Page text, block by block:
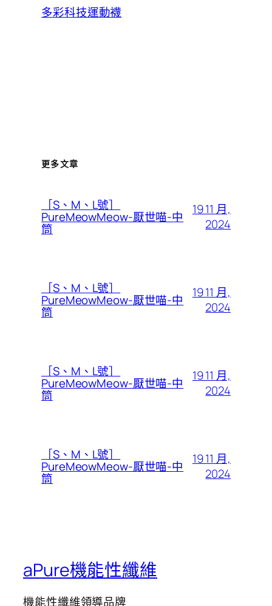
多彩科技運動襪
更多文章
［S、M、L號］
PureMeowMeow-厭世喵-中
筒
19 11 月,
2024
［S、M、L號］
PureMeowMeow-厭世喵-中
筒
19 11 月,
2024
［S、M、L號］
PureMeowMeow-厭世喵-中
筒
19 11 月,
2024
［S、M、L號］
PureMeowMeow-厭世喵-中
筒
19 11 月,
2024
aPure機能性纖維
機能性纖維領導品牌